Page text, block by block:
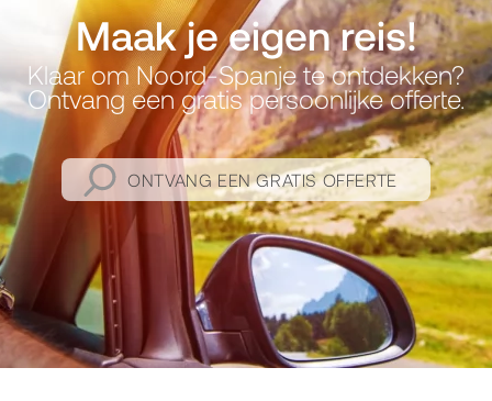
Maak je eigen reis!
Klaar om Noord-Spanje te ontdekken?
Ontvang een gratis persoonlijke offerte.
ONTVANG EEN GRATIS OFFERTE